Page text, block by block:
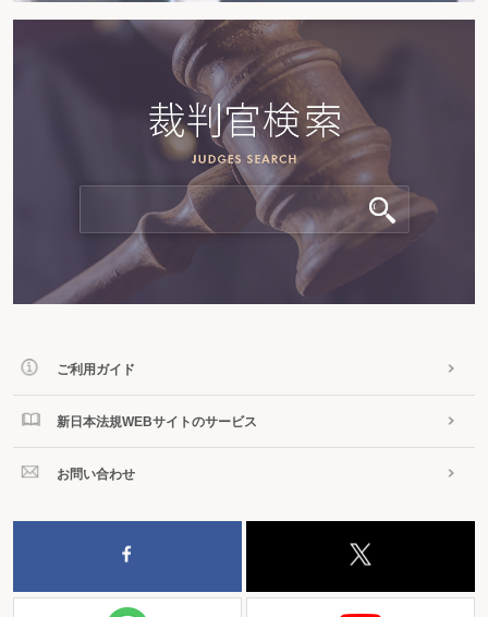
ご利用ガイド
新日本法規WEBサイトのサービス
お問い合わせ